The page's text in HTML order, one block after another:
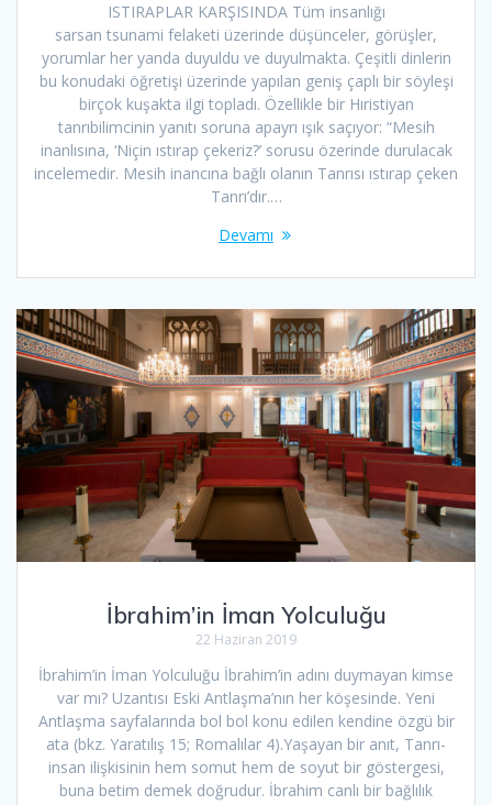
ISTIRAPLAR KARŞISINDA Tüm insanlığı
sarsan tsunami felaketi üzerinde düşünceler, görüşler,
yorumlar her yanda duyuldu ve duyulmakta. Çeşitli dinlerin
bu konudaki öğretişi üzerinde yapılan geniş çaplı bir söyleşi
birçok kuşakta ilgi topladı. Özellikle bir Hıristiyan
tanrıbilimcinin yanıtı soruna apayrı ışık saçıyor: “Mesih
inanlısına, ‘Niçin ıstırap çekeriz?’ sorusu özerinde durulacak
incelemedir. Mesih inancına bağlı olanın Tanrısı ıstırap çeken
Tanrı’dır.…
Devamı
İbrahim’in İman Yolculuğu
22 Haziran 2019
İbrahim’in İman Yolculuğu İbrahim’in adını duymayan kimse
var mı? Uzantısı Eski Antlaşma’nın her köşesinde. Yeni
Antlaşma sayfalarında bol bol konu edilen kendine özgü bir
ata (bkz. Yaratılış 15; Romalılar 4).Yaşayan bir anıt, Tanrı-
insan ilişkisinin hem somut hem de soyut bir göstergesi,
buna betim demek doğrudur. İbrahim canlı bir bağlılık